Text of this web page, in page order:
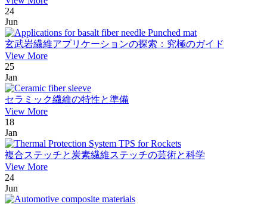
24
Jun
玄武岩繊維アプリケーションの探索：究極のガイド
View More
25
Jan
セラミック繊維の特性と準備
View More
18
Jan
複合ステッチと炭素繊維ステッチの芸術と科学
View More
24
Jun